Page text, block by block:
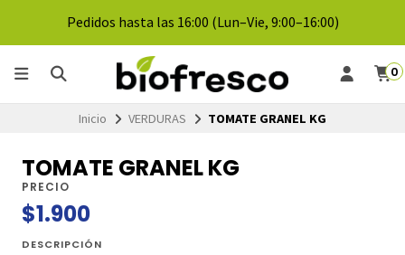
Pedidos hasta las 16:00 (Lun–Vie, 9:00–16:00)
0
Inicio VERDURAS TOMATE GRANEL KG
TOMATE GRANEL KG
PRECIO
$1.900
DESCRIPCIÓN